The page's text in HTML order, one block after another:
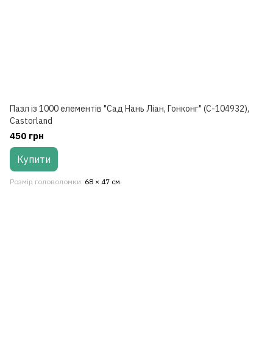
Пазл із 1000 елементів "Сад Нань Ліан, Гонконг" (C-104932),
Castorland
450 грн
Купити
Розмір головоломки 68 × 47 см.